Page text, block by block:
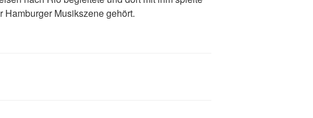
Hamburger Musikszene gehört.